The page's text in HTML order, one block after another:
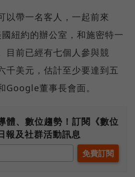
以帶一名客人，一起前來
紐約的辦公室，和施密特一
目前已經有七個人參與競
千美元，估計至少要達到五
Google董事長會面。
體、數位趨勢！訂閱《數位
報及社群活動訊息